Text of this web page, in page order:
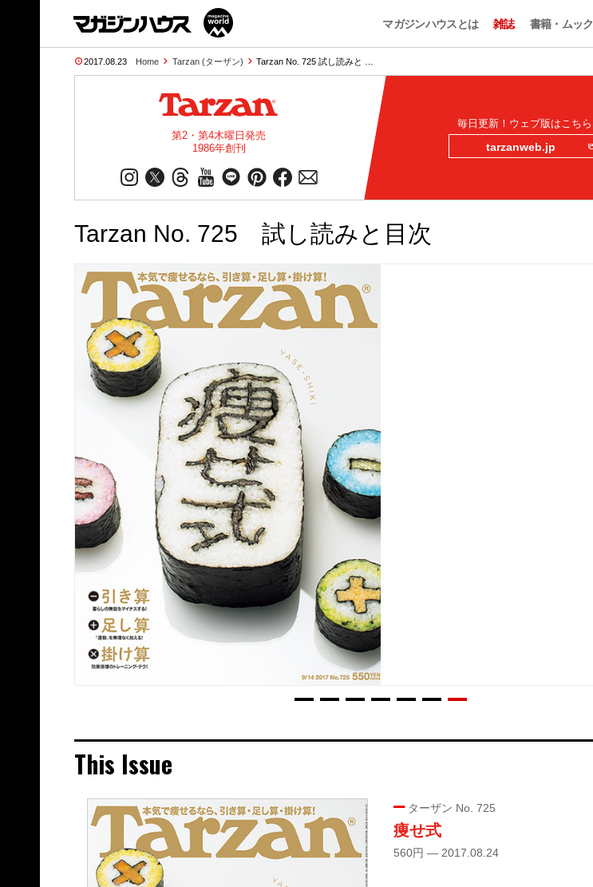
マガジンハウスとは 雑誌 書籍・ムック
2017.08.23 Home Tarzan (ターザン) Tarzan No. 725 試し読みと …
第2・第4木曜日発売
1986年創刊
毎日更新！ウェブ版はこちら
tarzanweb.jp
Tarzan No. 725 試し読みと目次
This Issue
ターザン No. 725
痩せ式
560円 — 2017.08.24